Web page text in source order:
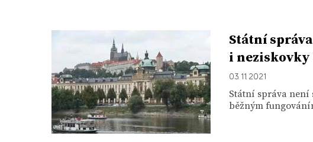
Státní
i
03. 11. 2021
Státní správa není
běžným